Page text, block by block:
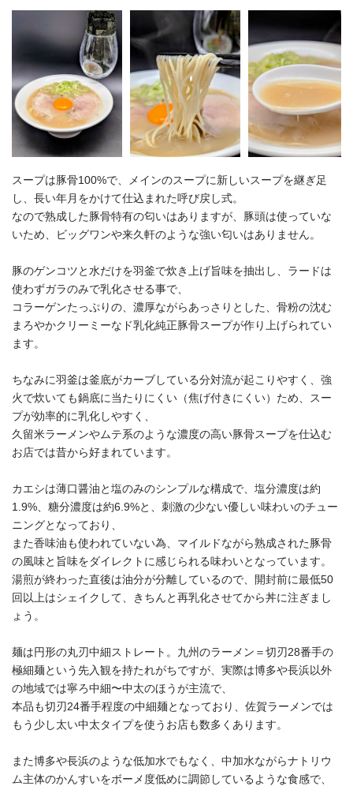
スープは豚骨100%で、メインのスープに新しいスープを継ぎ足
し、長い年月をかけて仕込まれた呼び戻し式。
なので熟成した豚骨特有の匂いはありますが、豚頭は使っていな
いため、ビッグワンや来久軒のような強い匂いはありません。
豚のゲンコツと水だけを羽釜で炊き上げ旨味を抽出し、ラードは
使わずガラのみで乳化させる事で、
コラーゲンたっぷりの、濃厚ながらあっさりとした、骨粉の沈む
まろやかクリーミーなド乳化純正豚骨スープが作り上げられてい
ます。
ちなみに羽釜は釜底がカーブしている分対流が起こりやすく、強
火で炊いても鍋底に当たりにくい（焦げ付きにくい）ため、スー
プが効率的に乳化しやすく、
久留米ラーメンやムテ系のような濃度の高い豚骨スープを仕込む
お店では昔から好まれています。
カエシは薄口醤油と塩のみのシンプルな構成で、塩分濃度は約
1.9%、糖分濃度は約6.9%と、刺激の少ない優しい味わいのチュー
ニングとなっており、
また香味油も使われていない為、マイルドながら熟成された豚骨
の風味と旨味をダイレクトに感じられる味わいとなっています。
湯煎が終わった直後は油分が分離しているので、開封前に最低50
回以上はシェイクして、きちんと再乳化させてから丼に注ぎまし
ょう。
麺は円形の丸刃中細ストレート。九州のラーメン＝切刃28番手の
極細麺という先入観を持たれがちですが、実際は博多や長浜以外
の地域では寧ろ中細〜中太のほうが主流で、
本品も切刃24番手程度の中細麺となっており、佐賀ラーメンでは
もう少し太い中太タイプを使うお店も数多くあります。
また博多や長浜のような低加水でもなく、中加水ながらナトリウ
ム主体のかんすいをボーメ度低めに調節しているような食感で、